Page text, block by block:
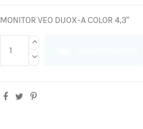
MONITOR VEO DUOX-A COLOR 4,3"